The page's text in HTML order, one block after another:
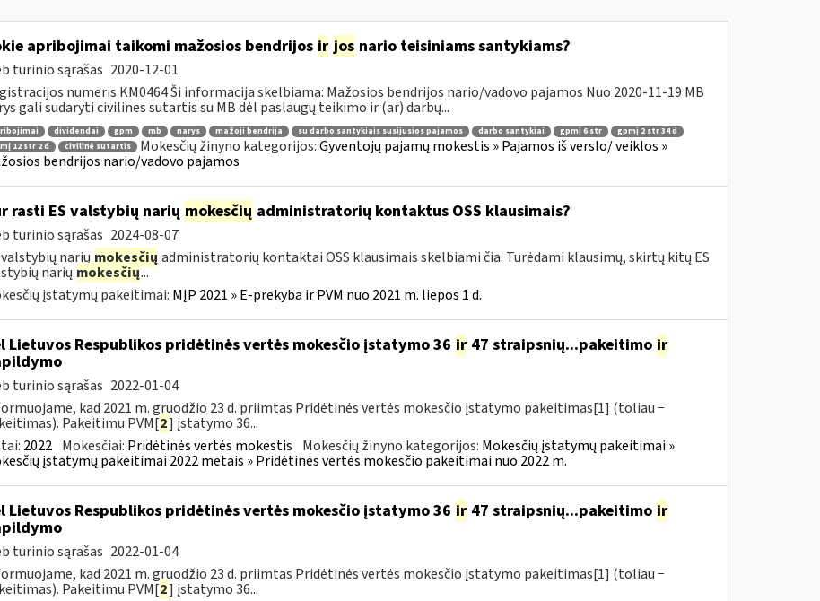
apribojimai taikomi mažosios bendrijos ir jos nario teisiniams santykiams?
turinio sąrašas 2020-12-01
numeris KM0464 Ši informacija skelbiama: Mažosios bendrijos nario/vadovo pajamos Nuo 2020-11-19 MB
gali sudaryti civilines sutartis su MB dėl paslaugų teikimo ir (ar) darbų...
dividendai gpm mb narys mažoji bendrija su darbo santykiais susijusios pajamos darbo santykiai gpmį 6 str
gpmį 2 str 34 d
12 str 2 d
civilinė sutartis Mokesčių žinyno kategorijos:Gyventojų pajamų mokestis » Pajamos iš verslo/ veiklos »
bendrijos nario/vadovo pajamos
rasti ES valstybių narių mokesčių administratorių kontaktus OSS klausimais?
turinio sąrašas 2024-08-07
valstybių narių mokesčių administratorių kontaktai OSS klausimais skelbiami čia. Turėdami klausimų, skirtų kitų ES
narių mokesčių...
įstatymų pakeitimai: MĮP 2021 » E-prekyba ir PVM nuo 2021 m. liepos 1 d.
Lietuvos Respublikos pridėtinės vertės mokesčio įstatymo 36 ir47 straipsnių...pakeitimo ir
turinio sąrašas 2022-01-04
kad 2021 m. gruodžio 23 d. priimtas Pridėtinės vertės mokesčio įstatymo pakeitimas[1] (toliau −
Pakeitimu PVM[2] įstatymo 36...
2022 Mokesčiai: Pridėtinės vertės mokestis Mokesčių žinyno kategorijos: Mokesčių įstatymų pakeitimai »
įstatymų pakeitimai 2022 metais » Pridėtinės vertės mokesčio pakeitimai nuo 2022 m.
Lietuvos Respublikos pridėtinės vertės mokesčio įstatymo 36 ir47 straipsnių...pakeitimo ir
turinio sąrašas 2022-01-04
kad 2021 m. gruodžio 23 d. priimtas Pridėtinės vertės mokesčio įstatymo pakeitimas[1] (toliau −
Pakeitimu PVM[2] įstatymo 36...